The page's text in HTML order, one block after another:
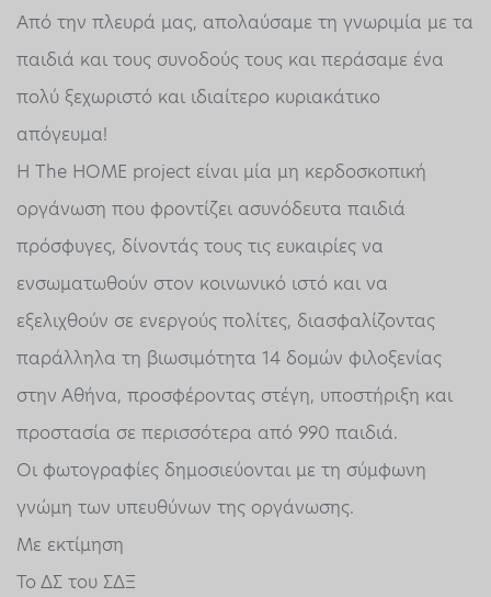
Από την πλευρά μας, απολαύσαμε τη γνωριμία με τα
παιδιά και τους συνοδούς τους και περάσαμε ένα
πολύ ξεχωριστό και ιδιαίτερο κυριακάτικο
απόγευμα!
Η The HOME project είναι μία μη κερδοσκοπική
οργάνωση που φροντίζει ασυνόδευτα παιδιά
πρόσφυγες, δίνοντάς τους τις ευκαιρίες να
ενσωματωθούν στον κοινωνικό ιστό και να
εξελιχθούν σε ενεργούς πολίτες, διασφαλίζοντας
παράλληλα τη βιωσιμότητα 14 δομών φιλοξενίας
στην Αθήνα, προσφέροντας στέγη, υποστήριξη και
προστασία σε περισσότερα από 990 παιδιά.
Οι φωτογραφίες δημοσιεύονται με τη σύμφωνη
γνώμη των υπευθύνων της οργάνωσης.
Με εκτίμηση
Το ΔΣ του ΣΔΞ